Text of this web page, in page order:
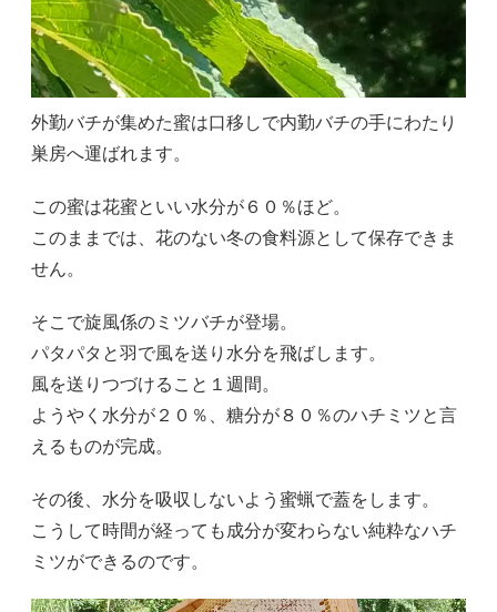
外勤バチが集めた蜜は口移しで内勤バチの手にわたり
巣房へ運ばれます。
この蜜は花蜜といい水分が６０％ほど。
このままでは、花のない冬の食料源として保存できま
せん。
そこで旋風係のミツバチが登場。
パタパタと羽で風を送り水分を飛ばします。
風を送りつづけること１週間。
ようやく水分が２０％、糖分が８０％のハチミツと言
えるものが完成。
その後、水分を吸収しないよう蜜蝋で蓋をします。
こうして時間が経っても成分が変わらない純粋なハチ
ミツができるのです。